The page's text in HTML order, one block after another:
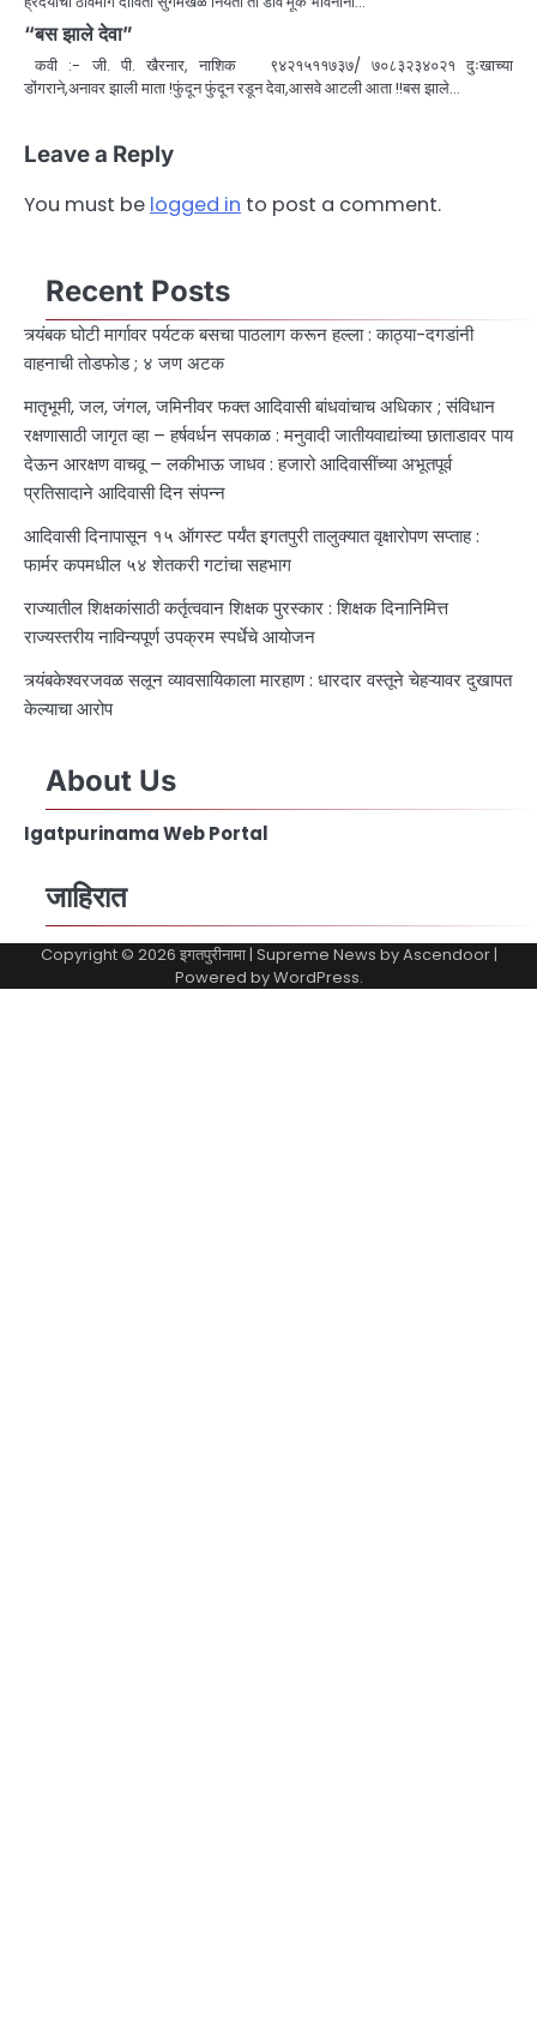
“बस झाले देवा”
कवी :- जी. पी. खैरनार, नाशिक ९४२१५११७३७/ ७०८३२३४०२१ दुःखाच्या
डोंगराने,अनावर झाली माता !फुंदून फुंदून रडून देवा,आसवे आटली आता !!बस झाले…
Leave a Reply
You must be logged in to post a comment.
Recent Posts
त्र्यंबक घोटी मार्गावर पर्यटक बसचा पाठलाग करून हल्ला : काठ्या-दगडांनी
वाहनाची तोडफोड ; ४ जण अटक
मातृभूमी, जल, जंगल, जमिनीवर फक्त आदिवासी बांधवांचाच अधिकार ; संविधान
रक्षणासाठी जागृत व्हा – हर्षवर्धन सपकाळ : मनुवादी जातीयवाद्यांच्या छाताडावर पाय
देऊन आरक्षण वाचवू – लकीभाऊ जाधव : हजारो आदिवासींच्या अभूतपूर्व
प्रतिसादाने आदिवासी दिन संपन्न
आदिवासी दिनापासून १५ ऑगस्ट पर्यंत इगतपुरी तालुक्यात वृक्षारोपण सप्ताह :
फार्मर कपमधील ५४ शेतकरी गटांचा सहभाग
राज्यातील शिक्षकांसाठी कर्तृत्ववान शिक्षक पुरस्कार : शिक्षक दिनानिमित्त
राज्यस्तरीय नाविन्यपूर्ण उपक्रम स्पर्धेचे आयोजन
त्र्यंबकेश्वरजवळ सलून व्यावसायिकाला मारहाण : धारदार वस्तूने चेहऱ्यावर दुखापत
केल्याचा आरोप
About Us
Igatpurinama Web Portal
जाहिरात
Copyright © 2026 इगतपुरीनामा| Supreme News byAscendoor|
Powered byWordPress.